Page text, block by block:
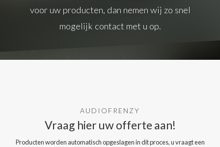
voor uw producten, dan nemen wij zo snel
mogelijk contact met u op.
AUDIOFRENZY
Vraag hier uw offerte aan!
Producten worden automatisch opgeslagen in dit proces, u vraagt een